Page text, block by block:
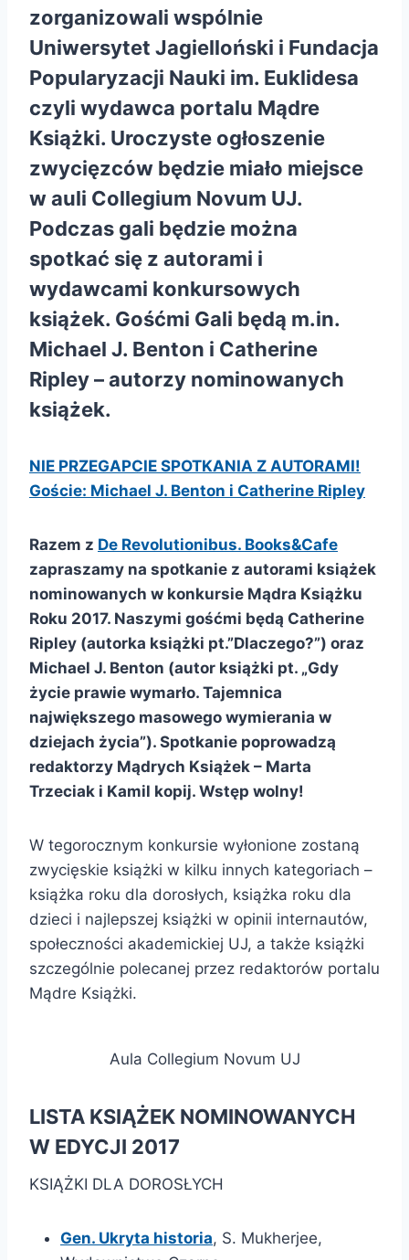
zorganizowali wspólnie
Uniwersytet Jagielloński i Fundacja
Popularyzacji Nauki im. Euklidesa
czyli wydawca portalu Mądre
Książki. Uroczyste ogłoszenie
zwycięzców będzie miało miejsce
w auli Collegium Novum UJ.
Podczas gali będzie można
spotkać się z autorami i
wydawcami konkursowych
książek. Gośćmi Gali będą m.in.
Michael J. Benton i Catherine
Ripley – autorzy nominowanych
książek.
NIE PRZEGAPCIE SPOTKANIA Z AUTORAMI!
Goście: Michael J. Benton i Catherine Ripley
Razem z De Revolutionibus. Books&Cafe
zapraszamy na spotkanie z autorami książek
nominowanych w konkursie Mądra Książku
Roku 2017. Naszymi gośćmi będą Catherine
Ripley (autorka książki pt.”Dlaczego?”) oraz
Michael J. Benton (autor książki pt. „Gdy
życie prawie wymarło. Tajemnica
największego masowego wymierania w
dziejach życia”). Spotkanie poprowadzą
redaktorzy Mądrych Książek – Marta
Trzeciak i Kamil kopij. Wstęp wolny!
W tegorocznym konkursie wyłonione zostaną
zwycięskie książki w kilku innych kategoriach –
książka roku dla dorosłych, książka roku dla
dzieci i najlepszej książki w opinii internautów,
społeczności akademickiej UJ, a także książki
szczególnie polecanej przez redaktorów portalu
Mądre Książki.
Aula Collegium Novum UJ
LISTA KSIĄŻEK NOMINOWANYCH
W EDYCJI 2017
KSIĄŻKI DLA DOROSŁYCH
Gen. Ukryta historia, S. Mukherjee,